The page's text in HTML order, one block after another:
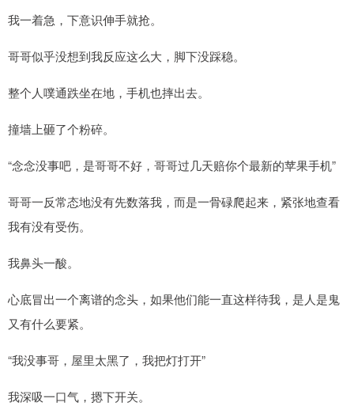
我一着急，下意识伸手就抢。
哥哥似乎没想到我反应这么大，脚下没踩稳。
整个人噗通跌坐在地，手机也摔出去。
撞墙上砸了个粉碎。
“念念没事吧，是哥哥不好，哥哥过几天赔你个最新的苹果手机”
哥哥一反常态地没有先数落我，而是一骨碌爬起来，紧张地查看
我有没有受伤。
我鼻头一酸。
心底冒出一个离谱的念头，如果他们能一直这样待我，是人是鬼
又有什么要紧。
“我没事哥，屋里太黑了，我把灯打开”
我深吸一口气，摁下开关。